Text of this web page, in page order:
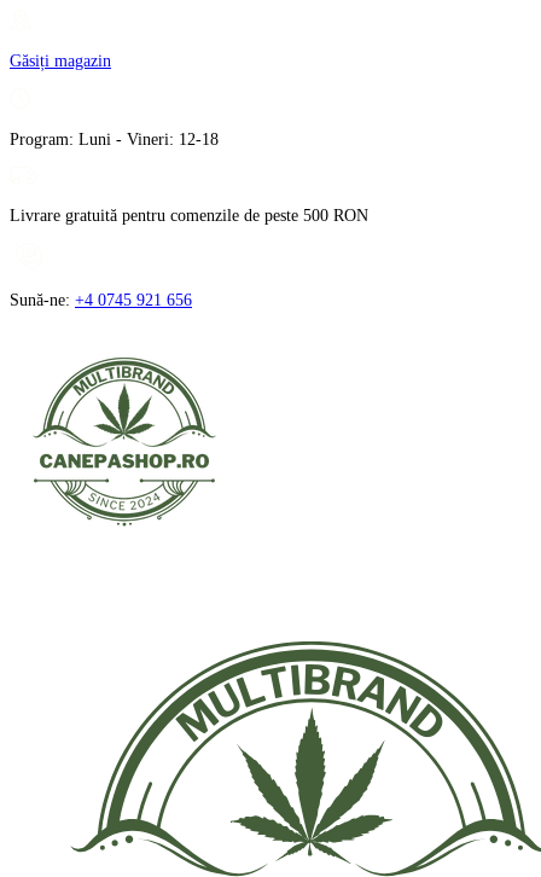
conținut
Găsiți magazin
Program: Luni - Vineri: 12-18
Livrare gratuită pentru comenzile de peste 500 RON
Sună-ne: +4 0745 921 656